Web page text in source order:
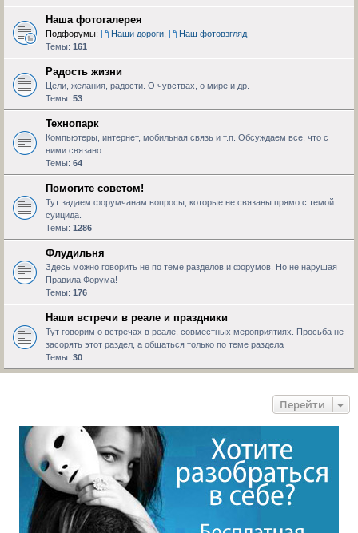
Наша фотогалерея
Подфорумы: Наши дороги,
Наш фотовзгляд
Темы: 161
Радость жизни
Цели, желания, радости. О чувствах, о мире и др.
Темы: 53
Технопарк
Компьютеры, интернет, мобильная связь и т.п. Обсуждаем все, что с
ними связано
Темы: 64
Помогите советом!
Тут задаем форумчанам вопросы, которые не связаны прямо с темой
суицида.
Темы: 1286
Флудильня
Здесь можно говорить не по теме разделов и форумов. Но не нарушая
Правила Форума!
Темы: 176
Наши встречи в реале и праздники
Тут говорим о встречах в реале, совместных мероприятиях. Просьба не
засорять этот раздел, а общаться только по теме раздела
Темы: 30
Перейти